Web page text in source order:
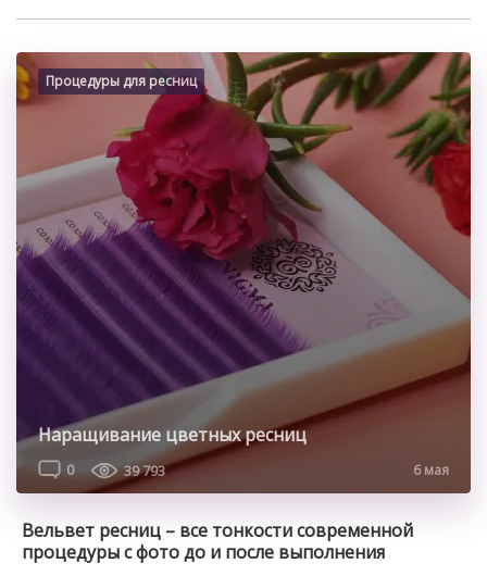
Процедуры для ресниц
Наращивание цветных ресниц
0 39 793 6 мая
Вельвет ресниц – все тонкости современной
процедуры с фото до и после выполнения